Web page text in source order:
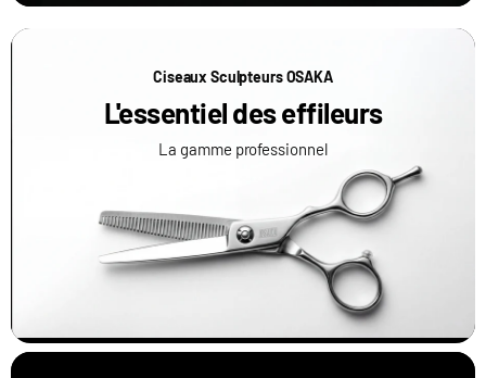
Ciseaux Sculpteurs OSAKA
L'essentiel des effileurs
La gamme professionnel